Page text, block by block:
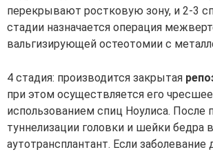
перекрывают ростковую зону, и 2-3
стадии назначается операция
вальгизирующей остеотомии с
4 стадия: производится закрытая
при этом осуществляется его
использованием спиц Ноулиса. После
туннелизации головки и шейки бедра
аутотрансплантант. Если заболевание